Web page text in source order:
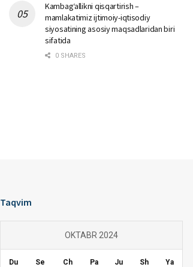
Kambag‘allikni qisqartirish –
mamlakatimiz ijtimoiy-iqtisodiy
siyosatining asosiy maqsadlaridan biri
sifatida
0 SHARES
Taqvim
OKTABR 2024
Du Se Ch Pa Ju Sh Ya